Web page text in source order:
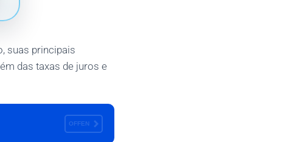
suas principais
das taxas de juros e
OFFEN